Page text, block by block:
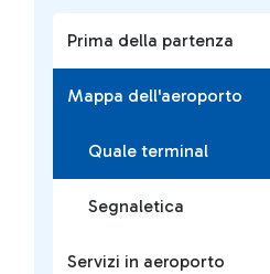
Prima della partenza
Mappa dell'aeroporto
Quale terminal
Segnaletica
Servizi in aeroporto